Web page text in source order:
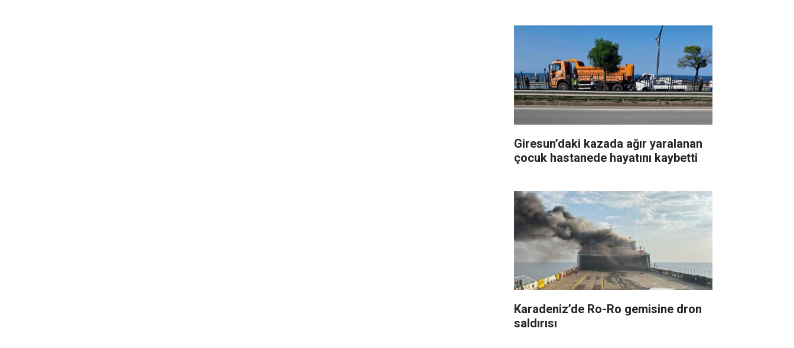
Giresun’daki kazada ağır yaralanan
çocuk hastanede hayatını kaybetti
Karadeniz’de Ro-Ro gemisine dron
saldırısı